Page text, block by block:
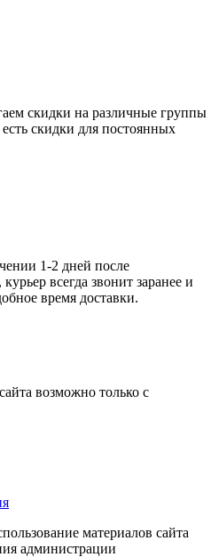
скидки на различные группы
скидки для постоянных
1-2 дней после
всегда звонит заранее и
время доставки.
возможно только с
материалов сайта
администрации